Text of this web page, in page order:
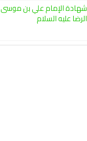
شهادة الإمام علي بن موسى
الرضا عليه السلام